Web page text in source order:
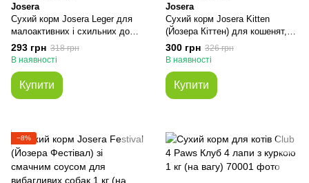
Josera
Сухий корм Josera Leger для
малоактивних і схильних до
повноти, також кастрованих і
стерилізованих 1 кг (на вагу)
293 грн 318 грн
В наявності
Купити
Josera
Сухий корм Josera Kitten
(Йозера Кіттен) для кошенят,
годуючих та вагітних кішок 1 кг
(на вагу) з лососем
300 грн 326 грн
В наявності
Купити
−8%